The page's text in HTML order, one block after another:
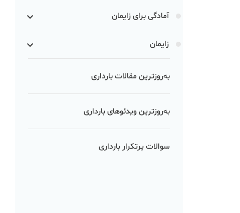
آمادگی برای زایمان
زایمان
به‌روزترین مقالات بارداری
به‌روزترین ویدئوهای بارداری
سوالات پرتکرار بارداری